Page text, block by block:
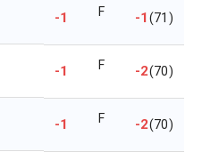
-1 F -1(71)
-1 F -2(70)
-1 F -2(70)